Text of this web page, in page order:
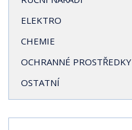
ELEKTRO
CHEMIE
OCHRANNÉ PROSTŘEDKY
OSTATNÍ